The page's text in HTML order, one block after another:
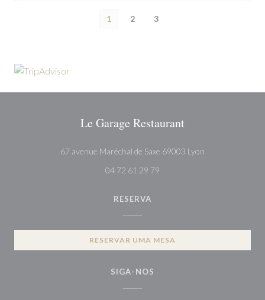
1 2 3
Le Garage Restaurant
67 avenue Maréchal de Saxe 69003 Lyon
04 72 61 29 79
RESERVA
RESERVAR UMA MESA
SIGA-NOS